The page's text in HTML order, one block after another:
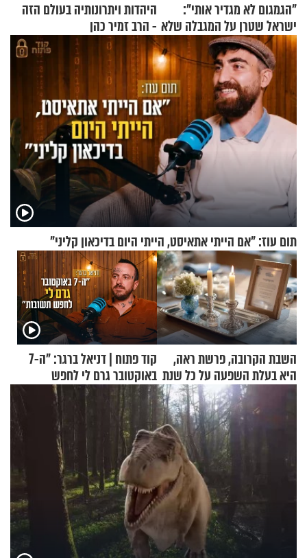
"הגמגום לא מגדיר אותי":
ישראל שטרן על המגבלה שלא
עוצרת אותו
היהדות ויתרונותיה בעולם הזה
- הרב זמיר כהן
תום עוז: "אם הייתי אתאיסט, הייתי היום בדיכאון קליני"
השבת הקרובה, פרשת ראה,
היא בעלת השפעה על כל שנת
קוד פתוח | דניאל ברגר: "ה-7
באוקטובר גרם לי לחפש
תשובות"